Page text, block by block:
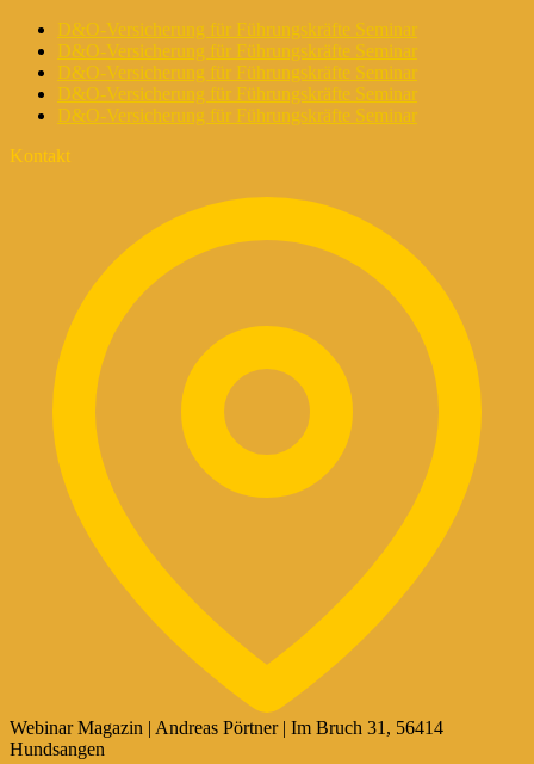
D&O-Versicherung für Führungskräfte Seminar
D&O-Versicherung für Führungskräfte Seminar
D&O-Versicherung für Führungskräfte Seminar
D&O-Versicherung für Führungskräfte Seminar
D&O-Versicherung für Führungskräfte Seminar
Kontakt
Webinar Magazin | Andreas Pörtner | Im Bruch 31, 56414
Hundsangen